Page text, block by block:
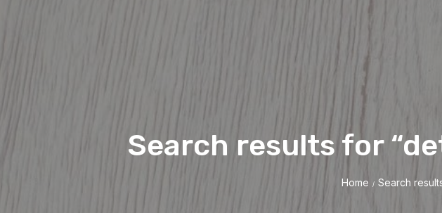
Search results for
Home / Search